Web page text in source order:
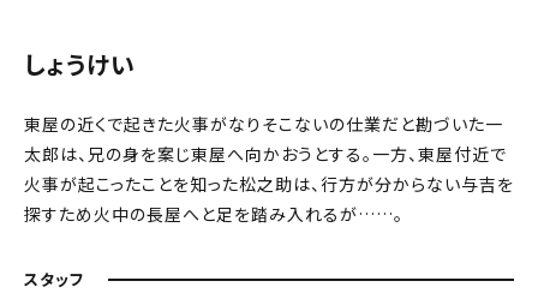
しょうけい
東屋の近くで起きた火事がなりそこないの仕業だと勘づいた一
太郎は、兄の身を案じ東屋へ向かおうとする。一方、東屋付近で
火事が起こったことを知った松之助は、行方が分からない与吉を
探すため火中の長屋へと足を踏み入れるが……。
スタッフ